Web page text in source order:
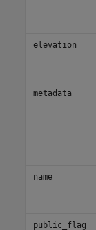
elevation
metadata
name
public_flag